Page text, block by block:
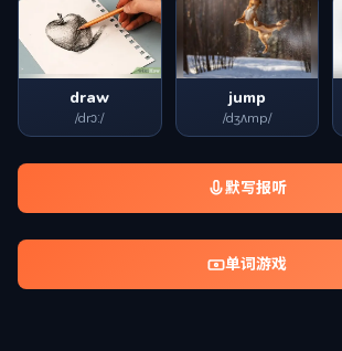
draw
/drɔː/
jump
/dʒʌmp/
默写报听
单词游戏